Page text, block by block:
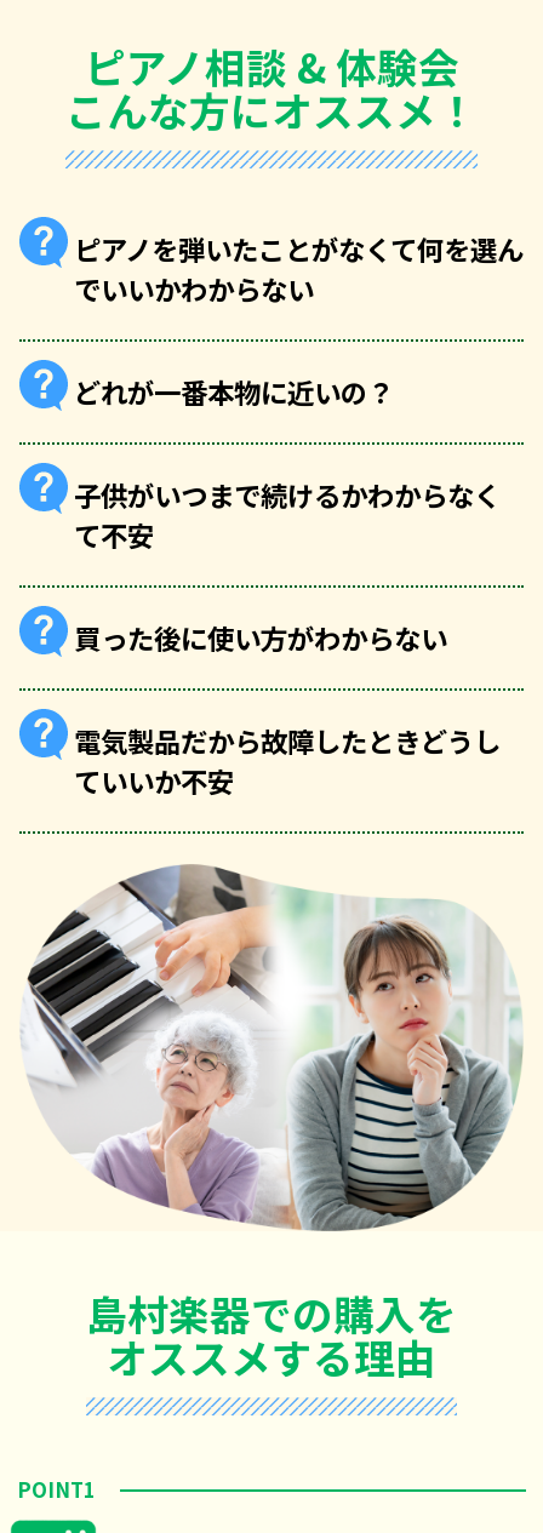
ピアノ相談 & 体験会
こんな方にオススメ！
ピアノを弾いたことがなくて何を選ん
でいいかわからない
どれが一番本物に近いの？
子供がいつまで続けるかわからなく
て不安
買った後に使い方がわからない
電気製品だから故障したときどうし
ていいか不安
島村楽器での購入を
オススメする理由
POINT1